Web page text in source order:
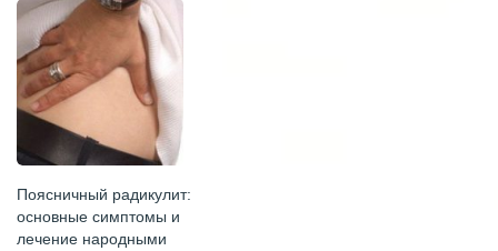
Поясничный радикулит:
основные симптомы и
лечение народными